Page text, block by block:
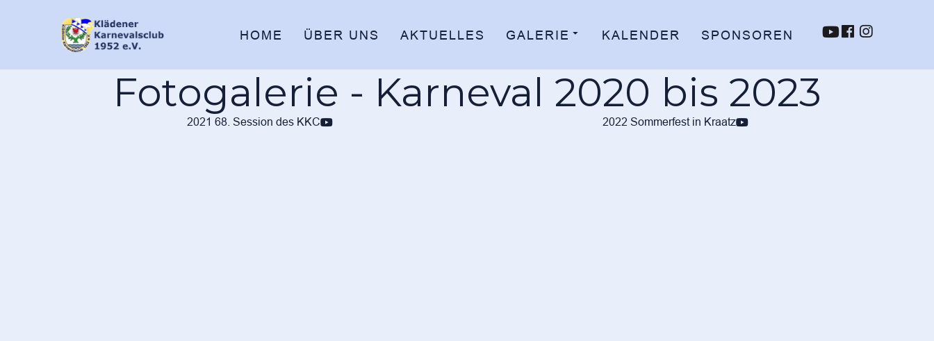
HOME ÜBER UNS AKTUELLES GALERIE KALENDER SPONSOREN
Fotogalerie - Karneval 2020 bis 2023
2021 68. Session des KKC 2022 Sommerfest in Kraatz